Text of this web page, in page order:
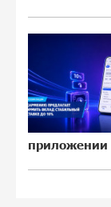
приложении